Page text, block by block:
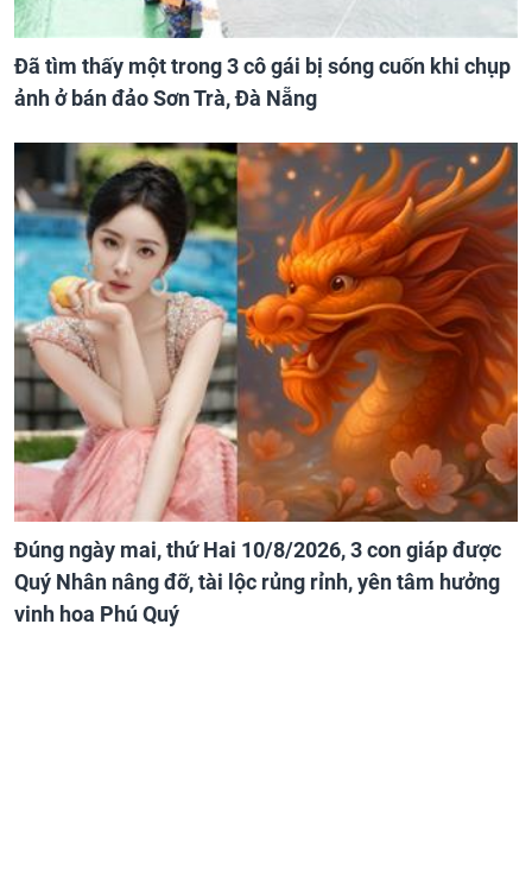
Đã tìm thấy một trong 3 cô gái bị sóng cuốn khi chụp
ảnh ở bán đảo Sơn Trà, Đà Nẵng
Đúng ngày mai, thứ Hai 10/8/2026, 3 con giáp được
Quý Nhân nâng đỡ, tài lộc rủng rỉnh, yên tâm hưởng
vinh hoa Phú Quý